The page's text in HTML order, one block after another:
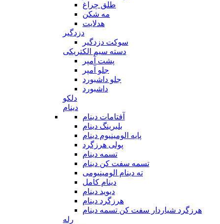
طلق چراغ
مه شکن
هدلایت
دزدگیر
سوکت دزدگیر
دسته سیم الکتریکی
پشت آمپر
جلو آمپر
جلو داشبورد
داشبورد
دلکو
دینام
آفتامات دینام
بلبرینگ دینام
پایه الومینیوم دینام
پولی هرزگرد
تسمه دینام
تسمه سفت کن دینام
ته دینام الومینیومی
دینام کامل
دیوید دینام
هرزگرد دینام
هرزگرد شیاردار سفت کن تسمه دینام
رله